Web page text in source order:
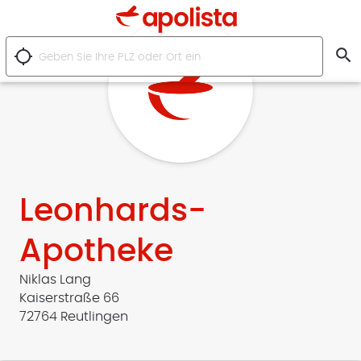
location_searching search
Leonhards-
Apotheke
Niklas Lang
Kaiserstraße 66
72764 Reutlingen